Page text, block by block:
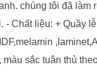
chúng tôi đã làm
Chất liệu: + Quầy
sắc tuân thủ